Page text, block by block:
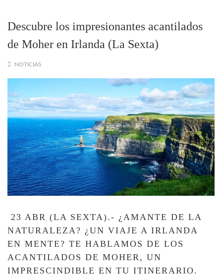
Descubre los impresionantes acantilados
de Moher en Irlanda (La Sexta)
NOTICIAS
23 ABR (LA SEXTA).- ¿AMANTE DE LA
NATURALEZA? ¿UN VIAJE A IRLANDA
EN MENTE? TE HABLAMOS DE LOS
ACANTILADOS DE MOHER, UN
IMPRESCINDIBLE EN TU ITINERARIO.